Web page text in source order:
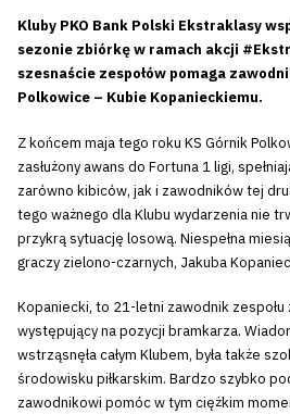
Kluby PKO Bank Polski Ekstraklasy
sezonie zbiórkę w ramach akcji
szesnaście zespołów pomaga
Polkowice – Kubie Kopanieckiemu.
Z końcem maja tego roku KS Górnik
zasłużony awans do Fortuna 1 ligi,
zarówno kibiców, jak i zawodników tej
tego ważnego dla Klubu wydarzenia nie
przykrą sytuację losową. Niespełna
graczy zielono-czarnych, Jakuba
Kopaniecki, to 21-letni zawodnik zespołu
występujący na pozycji bramkarza.
wstrząsnęła całym Klubem, była także
środowisku piłkarskim. Bardzo szybko
zawodnikowi pomóc w tym ciężkim